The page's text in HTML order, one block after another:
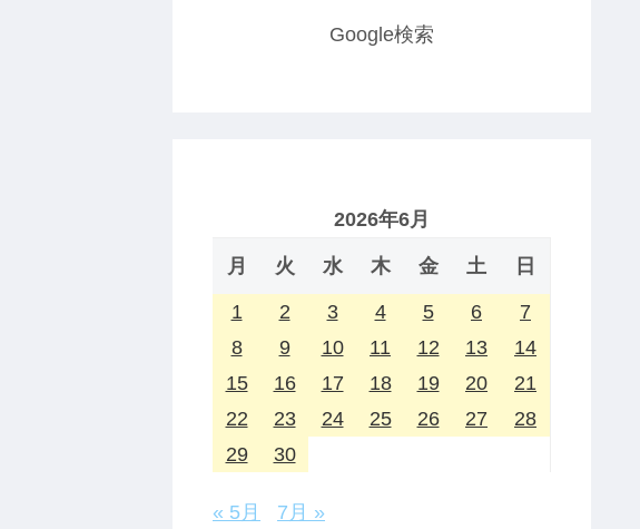
Google検索
2026年6月
月 火 水 木 金 土 日
1 2 3 4 5 6
7
8
9 10 11 12 13
14
15
16 17 18 19 20
21
22
23 24 25 26 27
28
29
30
« 5月 7月 »